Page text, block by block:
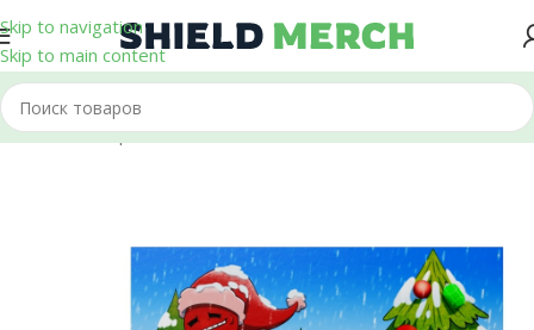
Skip to navigation
Skip to main content
Главная/Открытки